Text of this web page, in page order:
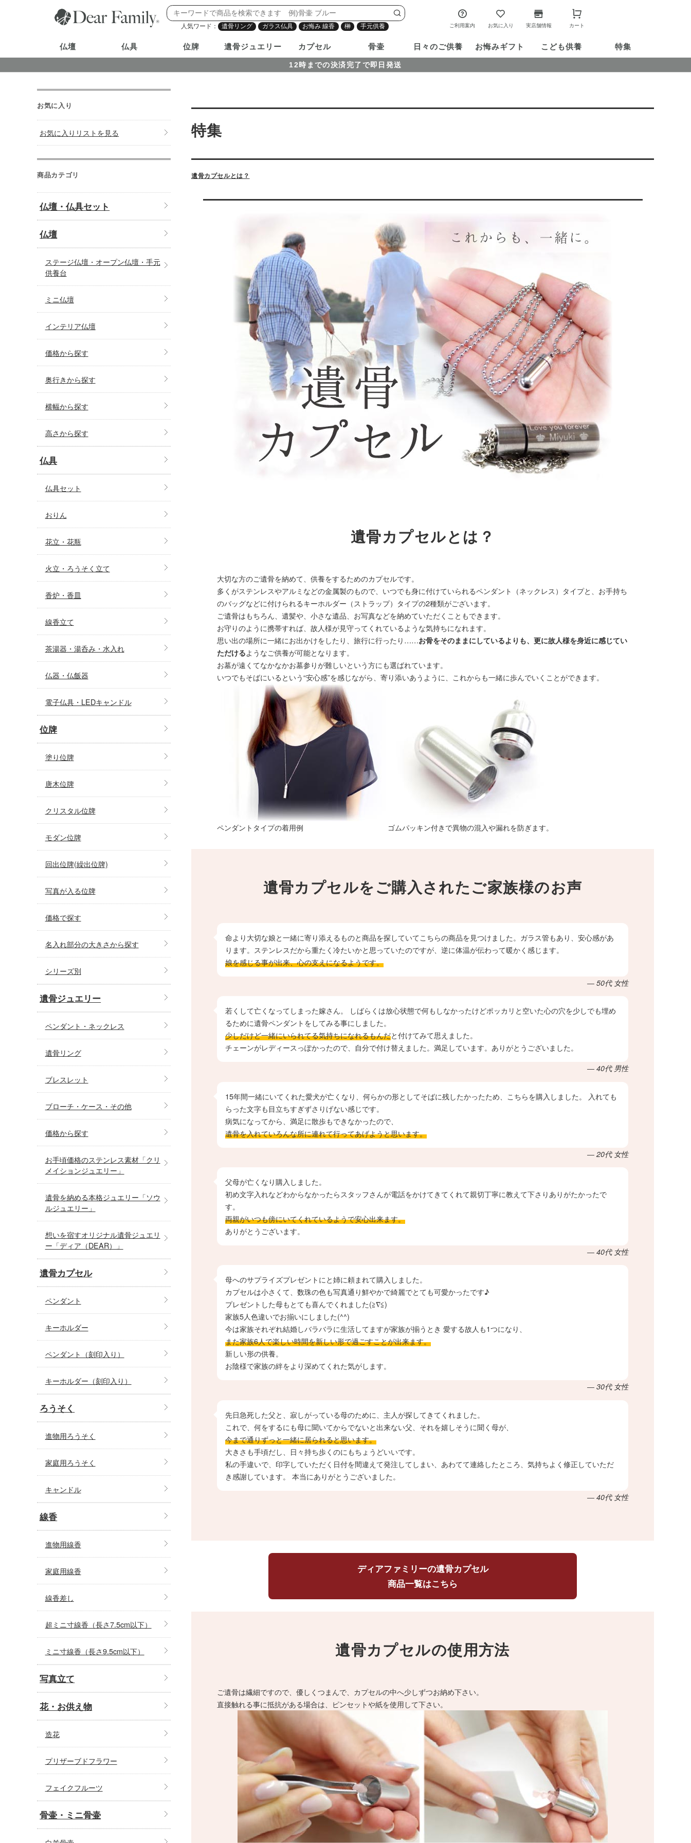
12時までの決済完了で即日発送
人気ワード： 遺骨リング ガラス仏具 お悔み 線香 榊 手元供養 ご利用案内 お気に入り 実店舗情報 カート
仏壇 仏具 位牌 遺骨ジュエリー カプセル 骨壷 日々のご供養 お悔みギフト こども供養 特集
特集
遺骨カプセルとは？
遺骨カプセルとは？
大切な方のご遺骨を納めて、供養をするためのカプセルです。
多くがステンレスやアルミなどの金属製のもので、いつでも身に付けていられるペンダント（ネックレス）タイプと、お手持ち
のバッグなどに付けられるキーホルダー（ストラップ）タイプの2種類がございます。
ご遺骨はもちろん、遺髪や、小さな遺品、お写真などを納めていただくこともできます。
お守りのように携帯すれば、故人様が見守ってくれているような気持ちになれます。
思い出の場所に一緒にお出かけをしたり、旅行に行ったり……お骨をそのままにしているよりも、更に故人様を身近に感じてい
ただけるようなご供養が可能となります。
お墓が遠くてなかなかお墓参りが難しいという方にも選ばれています。
いつでもそばにいるという“安心感”を感じながら、寄り添いあうように、これからも一緒に歩んでいくことができます。
ペンダントタイプの着用例 ゴムパッキン付きで異物の混入や漏れを防ぎます。
遺骨カプセルをご購入されたご家族様のお声
命より大切な娘と一緒に寄り添えるものと商品を探していてこちらの商品を見つけました。ガラス管もあり、安心感があ
ります。ステンレスだから重たく冷たいかと思っていたのですが、逆に体温が伝わって暖かく感じます。
娘を感じる事が出来、心の支えになるようです。
― 50代 女性
若くして亡くなってしまった嫁さん。 しばらくは放心状態で何もしなかったけどポッカリと空いた心の穴を少しでも埋め
るために遺骨ペンダントをしてみる事にしました。
少しだけど一緒にいられてる気持ちになれるもんだと付けてみて思えました。
チェーンがレディースっぽかったので、自分で付け替えました。満足しています。ありがとうございました。
― 40代 男性
15年間一緒にいてくれた愛犬が亡くなり、何らかの形としてそばに残したかったため、こちらを購入しました。 入れても
らった文字も目立ちすぎずさりげない感じです。
病気になってから、満足に散歩もできなかったので、
遺骨を入れていろんな所に連れて行ってあげようと思います。
― 20代 女性
父母が亡くなり購入しました。
初め文字入れなどわからなかったらスタッフさんが電話をかけてきてくれて親切丁寧に教えて下さりありがたかったで
す。
両親がいつも傍にいてくれているようで安心出来ます。
ありがとうございます。
― 40代 女性
母へのサプライズプレゼントにと姉に頼まれて購入しました。
カプセルは小さくて、数珠の色も写真通り鮮やかで綺麗でとても可愛かったです♪
プレゼントした母もとても喜んでくれました(≧∇≦)
家族5人色違いでお揃いにしました(^^)
今は家族それぞれ結婚しバラバラに生活してますが家族が揃うとき 愛する故人も1つになり、
また家族6人で楽しい時間を新しい形で過ごすことが出来ます。
新しい形の供養。
お陰様で家族の絆をより深めてくれた気がします。
― 30代 女性
先日急死した父と、寂しがっている母のために、主人が探してきてくれました。
これで、何をするにも母に聞いてからでないと出来ない父、それを嬉しそうに聞く母が、
今まで通りずっと一緒に居られると思います。
大きさも手頃だし、日々持ち歩くのにもちょうどいいです。
私の手違いで、印字していただく日付を間違えて発注してしまい、あわてて連絡したところ、気持ちよく修正していただ
き感謝しています。 本当にありがとうございました。
― 40代 女性
ディアファミリーの遺骨カプセル
商品一覧はこちら
遺骨カプセルの使用方法
ご遺骨は繊細ですので、優しくつまんで、カプセルの中へ少しずつお納め下さい。
直接触れる事に抵抗がある場合は、ピンセットや紙を使用して下さい。
お気に入り
お気に入りリストを見る
商品カテゴリ
仏壇・仏具セット
仏壇
ステージ仏壇・オープン仏壇・手元
供養台
ミニ仏壇
インテリア仏壇
価格から探す
奥行きから探す
横幅から探す
高さから探す
仏具
仏具セット
おりん
花立・花瓶
火立・ろうそく立て
香炉・香皿
線香立て
茶湯器・湯呑み・水入れ
仏器・仏飯器
電子仏具・LEDキャンドル
位牌
塗り位牌
唐木位牌
クリスタル位牌
モダン位牌
回出位牌(繰出位牌)
写真が入る位牌
価格で探す
名入れ部分の大きさから探す
シリーズ別
遺骨ジュエリー
ペンダント・ネックレス
遺骨リング
ブレスレット
ブローチ・ケース・その他
価格から探す
お手頃価格のステンレス素材「クリ
メイションジュエリー」
遺骨を納める本格ジュエリー「ソウ
ルジュエリー」
想いを宿すオリジナル遺骨ジュエリ
ー「ディア（DEAR）」
遺骨カプセル
ペンダント
キーホルダー
ペンダント（刻印入り）
キーホルダー（刻印入り）
ろうそく
進物用ろうそく
家庭用ろうそく
キャンドル
線香
進物用線香
家庭用線香
線香差し
超ミニ寸線香（長さ7.5cm以下）
ミニ寸線香（長さ9.5cm以下）
写真立て
花・お供え物
造花
プリザーブドフラワー
フェイクフルーツ
骨壷・ミニ骨壷